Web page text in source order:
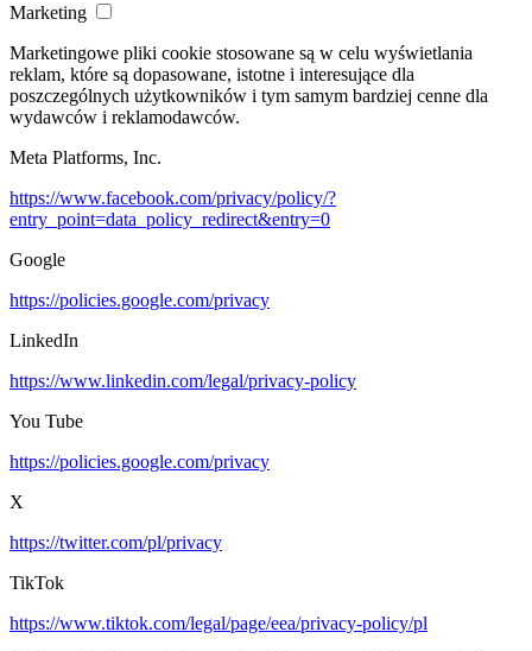
Marketing
Marketingowe pliki cookie stosowane są w celu wyświetlania
reklam, które są dopasowane, istotne i interesujące dla
poszczególnych użytkowników i tym samym bardziej cenne dla
wydawców i reklamodawców.
Meta Platforms, Inc.
https://www.facebook.com/privacy/policy/?
entry_point=data_policy_redirect&entry=0
Google
https://policies.google.com/privacy
LinkedIn
https://www.linkedin.com/legal/privacy-policy
You Tube
https://policies.google.com/privacy
X
https://twitter.com/pl/privacy
TikTok
https://www.tiktok.com/legal/page/eea/privacy-policy/pl